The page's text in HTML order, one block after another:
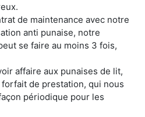
de maintenance avec notre
anti punaise, notre
se faire au moins 3 fois,
affaire aux punaises de lit,
de prestation, qui nous
périodique pour les